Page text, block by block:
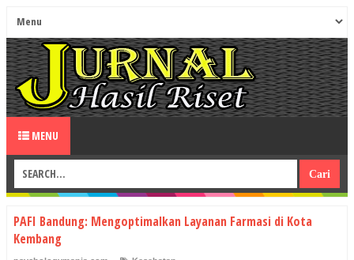
MENU
PAFI Bandung: Mengoptimalkan Layanan Farmasi di Kota
Kembang